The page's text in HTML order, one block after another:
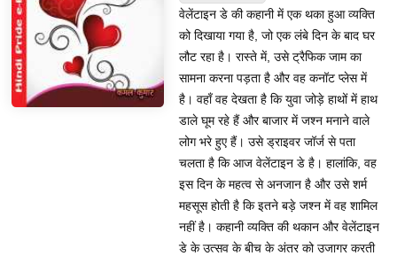
वेलेंटाइन डे की कहानी में एक थका हुआ व्यक्ति
को दिखाया गया है, जो एक लंबे दिन के बाद घर
लौट रहा है। रास्ते में, उसे ट्रैफिक जाम का
सामना करना पड़ता है और वह कनॉट प्लेस में
है। वहाँ वह देखता है कि युवा जोड़े हाथों में हाथ
डाले घूम रहे हैं और बाजार में जश्न मनाने वाले
लोग भरे हुए हैं। उसे ड्राइवर जॉर्ज से पता
चलता है कि आज वेलेंटाइन डे है। हालांकि, वह
इस दिन के महत्व से अनजान है और उसे शर्म
महसूस होती है कि इतने बड़े जश्न में वह शामिल
नहीं है। कहानी व्यक्ति की थकान और वेलेंटाइन
डे के उत्सव के बीच के अंतर को उजागर करती